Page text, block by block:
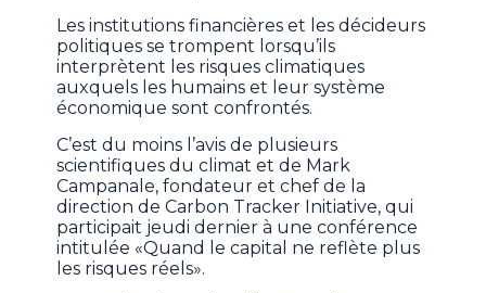
Les institutions financières et les décideurs
politiques se trompent lorsqu’ils
interprètent les risques climatiques
auxquels les humains et leur système
économique sont confrontés.
C’est du moins l’avis de plusieurs
scientifiques du climat et de Mark
Campanale, fondateur et chef de la
direction de Carbon Tracker Initiative, qui
participait jeudi dernier à une conférence
intitulée «Quand le capital ne reflète plus
les risques réels».